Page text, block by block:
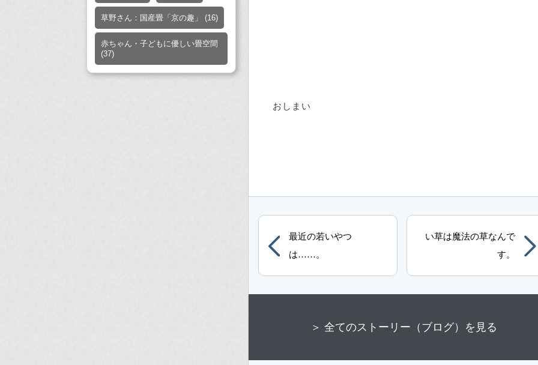
おしまい
最近の若いやつ
は……。
い草は魔法の草なんで
す。
＞ 全てのストーリー（ブログ）を見る
草野さん：国産畳「京の趣」 (16)
赤ちゃん・子どもに優しい畳空間
(37)